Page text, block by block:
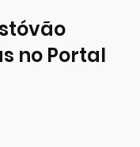
no Portal